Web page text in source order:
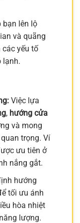
bạn lên lộ
và quãng
yếu tố
lạnh.
Việc lựa
, hướng cửa
và mong
trọng. Ví
ưu tiên ở
nắng gắt.
hướng
tối ưu ánh
hòa nhiệt
lượng.